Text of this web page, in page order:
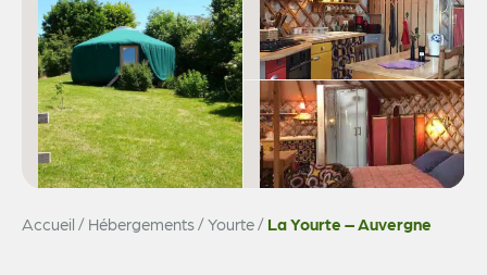
Accueil / Hébergements/Yourte/ La Yourte – Auvergne